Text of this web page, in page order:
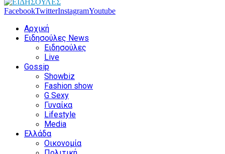
FacebookTwitterInstagramYoutube
Αρχική
Ειδησούλες News
Ειδησούλες
Live
Gossip
Showbiz
Fashion show
G Sexy
Γυναίκα
Lifestyle
Media
Ελλάδα
Οικονομία